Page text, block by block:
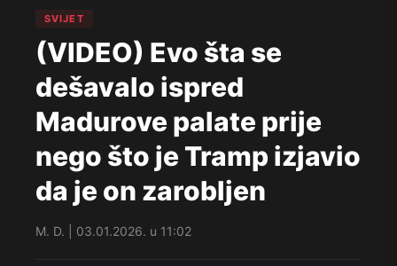
SVIJET
(VIDEO) Evo šta se
dešavalo ispred
Madurove palate prije
nego što je Tramp izjavio
da je on zarobljen
M. D. | 03.01.2026. u 11:02